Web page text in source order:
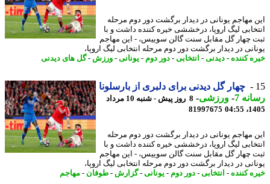
مهاجم یونانی در دیدار برگشت دور دوم مرحله
لیگ اروپا، درخششی خیره کننده داشت و با
چهار گل مقابل سنت گالن سوییس، - این مهاجم
در دیدار برگشت دور دوم مرحله انتخابی لیگ اروپا،
کننده-دیدنی-انتخابی-دور دوم -یونانی-ورزش -گل های دیدنی
چهار گل دیدنی برای دلبری از بارسلونا
7
-ورزشی-
8 روز پیش - شنبه 10 مرداد
81997675
مهاجم یونانی در دیدار برگشت دور دوم مرحله
لیگ اروپا، درخششی خیره کننده داشت و با
چهار گل مقابل سنت گالن سوییس، - این مهاجم
در دیدار برگشت دور دوم مرحله انتخابی لیگ اروپا،
کننده-انتخابی-دور دوم -یونانی-گزارش -طوفان-مهاجم